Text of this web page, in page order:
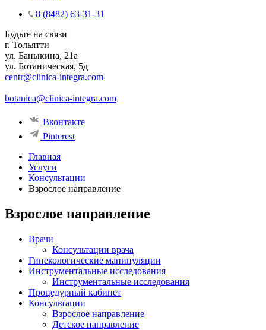
8 (8482) 63-31-31
Будьте на связи
г. Тольятти
ул. Баныкина, 21а
ул. Ботаническая, 5д
centr@clinica-integra.com
botanica@clinica-integra.com
Вконтакте
Pinterest
Главная
Услуги
Консультации
Взрослое направление
Взрослое направление
Врачи
Консультации врача
Гинекологические манипуляции
Инструментальные исследования
Инструментальные исследования
Процедурный кабинет
Консультации
Взрослое направление
Детское направление